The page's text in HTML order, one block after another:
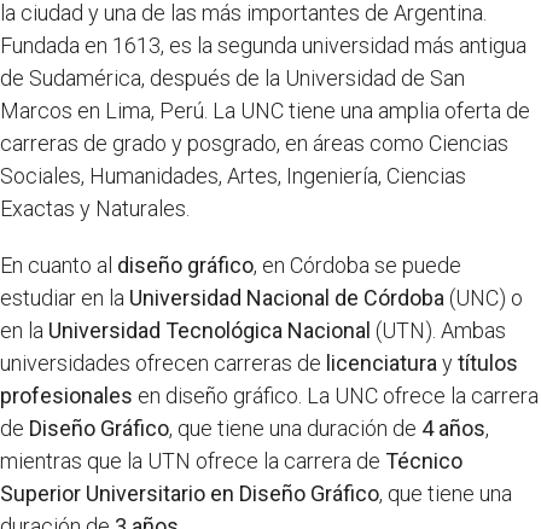
la ciudad y una de las más importantes de Argentina.
Fundada en 1613, es la segunda universidad más antigua
de Sudamérica, después de la Universidad de San
Marcos en Lima, Perú. La UNC tiene una amplia oferta de
carreras de grado y posgrado, en áreas como Ciencias
Sociales, Humanidades, Artes, Ingeniería, Ciencias
Exactas y Naturales.
En cuanto al diseño gráfico, en Córdoba se puede
estudiar en la Universidad Nacional de Córdoba (UNC) o
en la Universidad Tecnológica Nacional (UTN). Ambas
universidades ofrecen carreras de licenciatura ytítulos
profesionales en diseño gráfico. La UNC ofrece la carrera
de Diseño Gráfico, que tiene una duración de 4 años,
mientras que la UTN ofrece la carrera de Técnico
Superior Universitario en Diseño Gráfico, que tiene una